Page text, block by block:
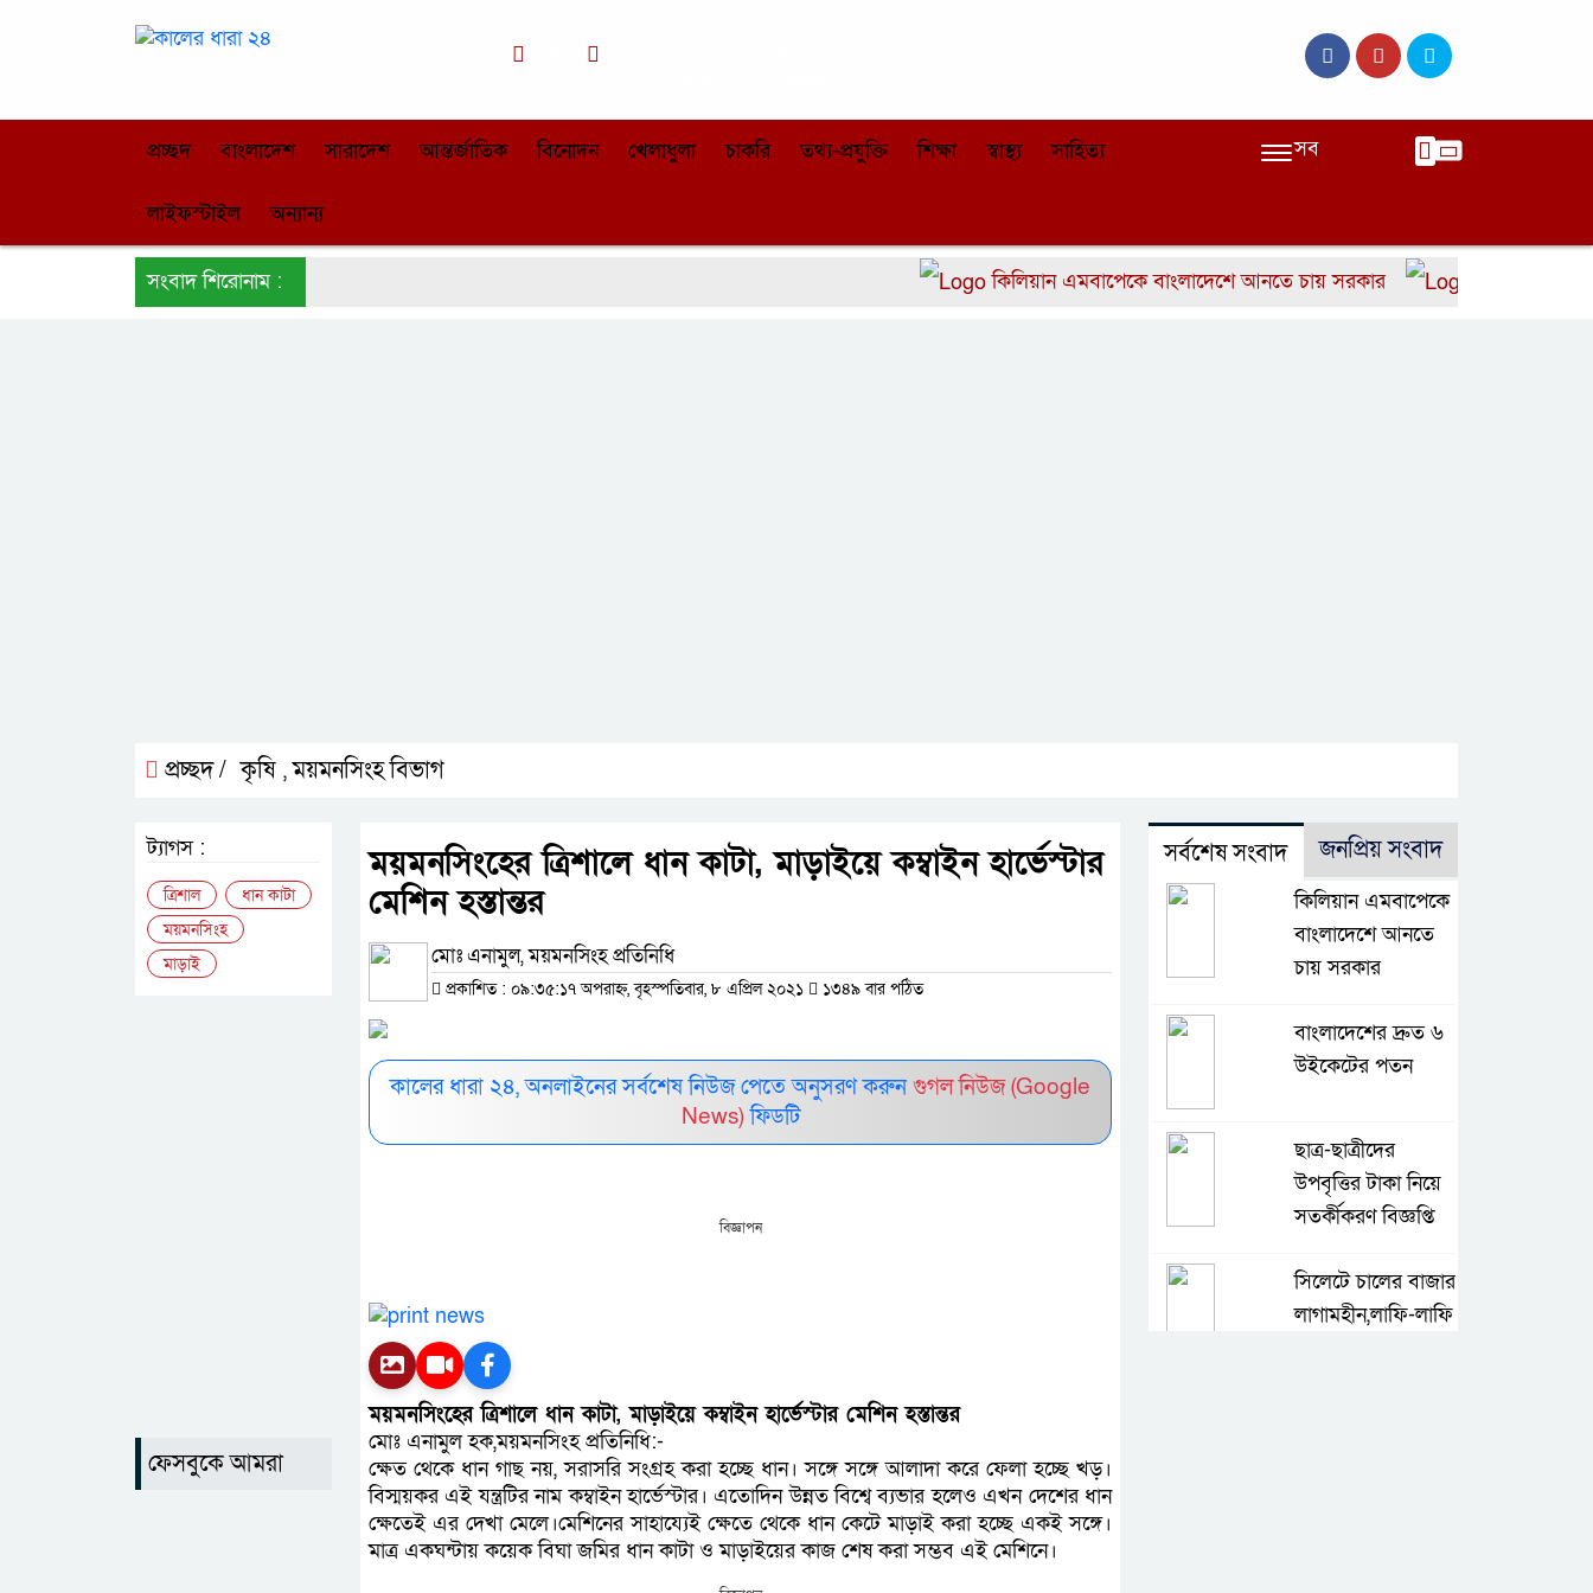
প্রচ্ছদ বাংলাদেশ সারাদেশ আন্তর্জাতিক বিনোদন খেলাধুলা চাকরি তথ্য-প্রযুক্তি শিক্ষা স্বাস্থ্য সাহিত্য
লাইফস্টাইল অন্যান্য
সব
সংবাদ শিরোনাম : কিলিয়ান এমবাপেকে বাংলাদেশে আনতে চায় সরকার বাংলাদেশের দ্রুত ৬
প্রচ্ছদ / কৃষি ,ময়মনসিংহ বিভাগ
ময়মনসিংহের ত্রিশালে ধান কাটা, মাড়াইয়ে কম্বাইন হার্ভেস্টার
মেশিন হস্তান্তর
মোঃ এনামুল, ময়মনসিংহ প্রতিনিধি
প্রকাশিত : ০৯:৩৫:১৭ অপরাহ্ন, বৃহস্পতিবার, ৮ এপ্রিল ২০২১ ১৩৪৯ বার পঠিত
কালের ধারা ২৪, অনলাইনের সর্বশেষ নিউজ পেতে অনুসরণ করুনগুগল নিউজ (Google
News) ফিডটি
বিজ্ঞাপন
ময়মনসিংহের ত্রিশালে ধান কাটা, মাড়াইয়ে কম্বাইন হার্ভেস্টার মেশিন হস্তান্তর
মোঃ এনামুল হক,ময়মনসিংহ প্রতিনিধি:-
ক্ষেত থেকে ধান গাছ নয়, সরাসরি সংগ্রহ করা হচ্ছে ধান। সঙ্গে সঙ্গে আলাদা করে ফেলা হচ্ছে খড়।
বিস্ময়কর এই যন্ত্রটির নাম কম্বাইন হার্ভেস্টার। এতোদিন উন্নত বিশ্বে ব্যভার হলেও এখন দেশের ধান
ক্ষেতেই এর দেখা মেলে।মেশিনের সাহায্যেই ক্ষেতে থেকে ধান কেটে মাড়াই করা হচ্ছে একই সঙ্গে।
মাত্র একঘন্টায় কয়েক বিঘা জমির ধান কাটা ও মাড়াইয়ের কাজ শেষ করা সম্ভব এই মেশিনে।
ট্যাগস :
ত্রিশাল
ধান কাটা
ময়মনসিংহ
মাড়াই
ফেসবুকে আমরা
সর্বশেষ সংবাদ জনপ্রিয় সংবাদ
কিলিয়ান এমবাপেকে
বাংলাদেশে আনতে
চায় সরকার
বাংলাদেশের দ্রুত ৬
উইকেটের পতন
ছাত্র-ছাত্রীদের
উপবৃত্তির টাকা নিয়ে
সতর্কীকরণ বিজ্ঞপ্তি
সিলেটে চালের বাজার
লাগামহীন,লাফি-লাফি